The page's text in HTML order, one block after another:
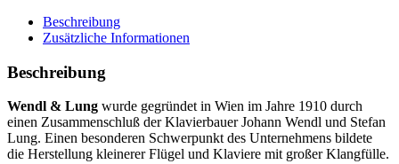
Beschreibung
Zusätzliche Informationen
Beschreibung
Wendl & Lung wurde gegründet in Wien im Jahre 1910 durch
einen Zusammenschluß der Klavierbauer Johann Wendl und Stefan
Lung. Einen besonderen Schwerpunkt des Unternehmens bildete
die Herstellung kleinerer Flügel und Klaviere mit großer Klangfülle.